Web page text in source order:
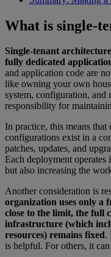
What is single-
Single-tenant
fully dedicated
and application code are
like owning your own
system, configuration, and
responsibility for
In practice, this means
configurations exist in a
patches, updates, and
Each deployment
but also increasing the
Another consideration is
organization uses only a
close to the limit, the full
infrastructure (which
resources) remains fixed.
is helpful. For others, it